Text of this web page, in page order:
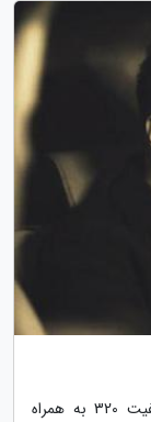
شایان اشراقی ترسناک با امکان پخش آنلاین کیفیت 320 به همراه